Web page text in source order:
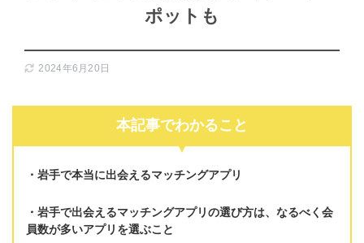
ポットも
2024年6月20日
本記事でわかること
岩手で本当に出会えるマッチングアプリ
岩手で出会えるマッチングアプリの選び方は、 なるべく会
員数が多いアプリを選ぶこと